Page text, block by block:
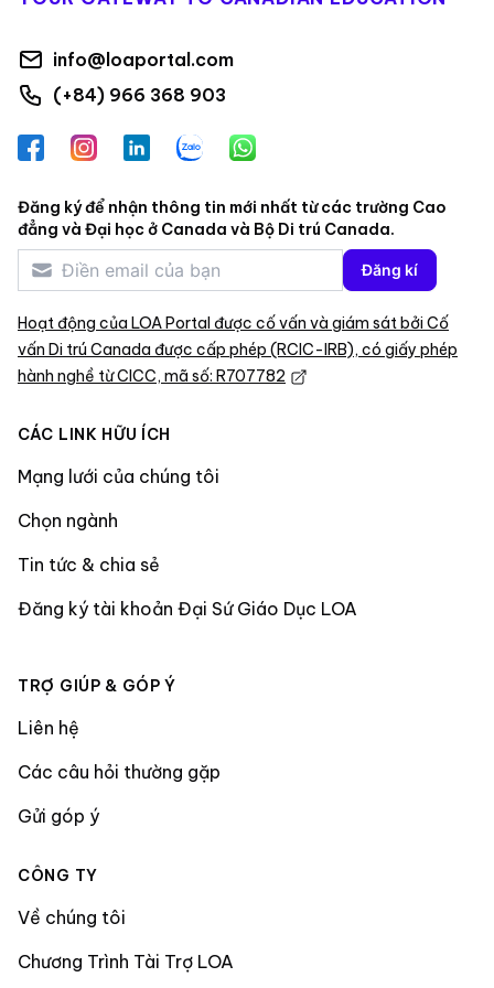
info@loaportal.com
(+84) 966 368 903
FacebookInstagramLinkedInZalo WhatsApp
Đăng ký để nhận thông tin mới nhất từ các trường Cao
đẳng và Đại học ở Canada và Bộ Di trú Canada.
Đăng kí
Hoạt động của LOA Portal được cố vấn và giám sát bởi Cố
vấn Di trú Canada được cấp phép (RCIC-IRB), có giấy phép
hành nghề từ CICC, mã số: R707782
CÁC LINK HỮU ÍCH
Mạng lưới của chúng tôi
Chọn ngành
Tin tức & chia sẻ
Đăng ký tài khoản Đại Sứ Giáo Dục LOA
TRỢ GIÚP & GÓP Ý
Liên hệ
Các câu hỏi thường gặp
Gửi góp ý
CÔNG TY
Về chúng tôi
Chương Trình Tài Trợ LOA